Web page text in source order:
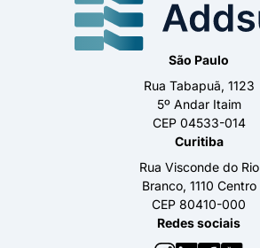
São Paulo
Rua Tabapuã, 1123
5º Andar Itaim
CEP 04533-014
Curitiba
Rua Visconde do Rio
Branco, 1110 Centro
CEP 80410-000
Redes sociais